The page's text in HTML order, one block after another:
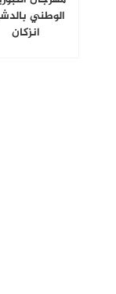
الوطني
انزكان